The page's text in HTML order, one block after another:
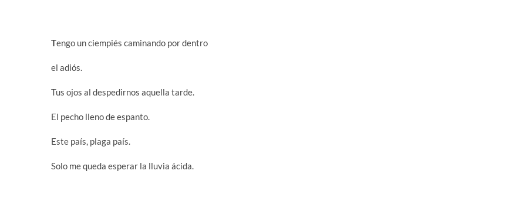
Tengo un ciempiés caminando por dentro
el adiós.
Tus ojos al despedirnos aquella tarde.
El pecho lleno de espanto.
Este país, plaga país.
Solo me queda esperar la lluvia ácida.